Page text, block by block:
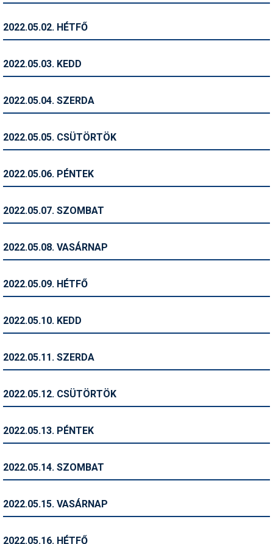
Ingatlan
Kerékpár
Magazinok
Pályázatok
Síbérletárak
Sífelszerelés
Símánia
2022.05.02. HÉTFŐ
2022.05.03. KEDD
2022.05.04. SZERDA
2022.05.05. CSÜTÖRTÖK
2022.05.06. PÉNTEK
2022.05.07. SZOMBAT
2022.05.08. VASÁRNAP
2022.05.09. HÉTFŐ
2022.05.10. KEDD
2022.05.11. SZERDA
2022.05.12. CSÜTÖRTÖK
2022.05.13. PÉNTEK
2022.05.14. SZOMBAT
2022.05.15. VASÁRNAP
2022.05.16. HÉTFŐ